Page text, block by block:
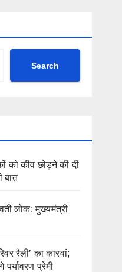
Search
को कीव छोड़ने की दी
बात
लोक: मुख्यमंत्री
रैली’ का कारवां;
प्रेमी